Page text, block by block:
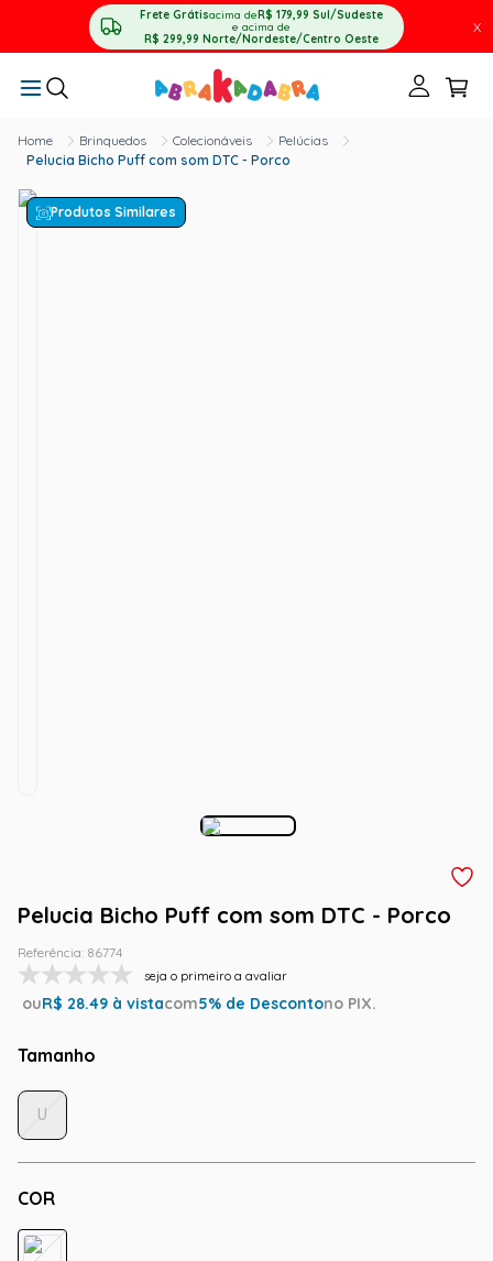
Frete Grátisacima deR$ 179,99 Sul/Sudeste
e acima de
R$ 299,99 Norte/Nordeste/Centro Oeste
X
Brinquedos Colecionáveis
Pelúcias
Pelucia Bicho Puff com som DTC - Porco
Produtos Similares
Pelucia Bicho Puff com som DTC - Porco
Referência: 86774
seja o primeiro a avaliar
ouR$ 28.49 à vistacom5% de Descontono PIX.
Tamanho
COR
U